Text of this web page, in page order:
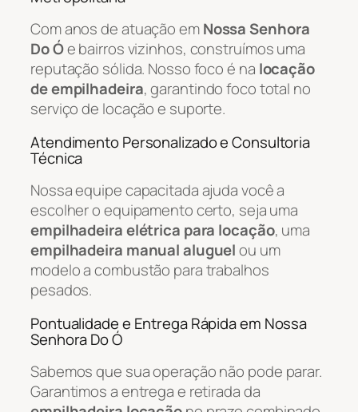
Com anos de atuação emNossa Senhora
Do Óe bairros vizinhos, construímos uma
reputação sólida. Nosso foco é na locação
de empilhadeira, garantindo foco total no
serviço de locação e suporte.
Atendimento Personalizado e Consultoria
Técnica
Nossa equipe capacitada ajuda você a
escolher o equipamento certo, seja uma
empilhadeira elétrica para locação, uma
empilhadeira manual aluguelou um
modelo a combustão para trabalhos
pesados.
Pontualidade e Entrega Rápida em Nossa
Senhora Do Ó
Sabemos que sua operação não pode parar.
Garantimos a entrega e retirada da